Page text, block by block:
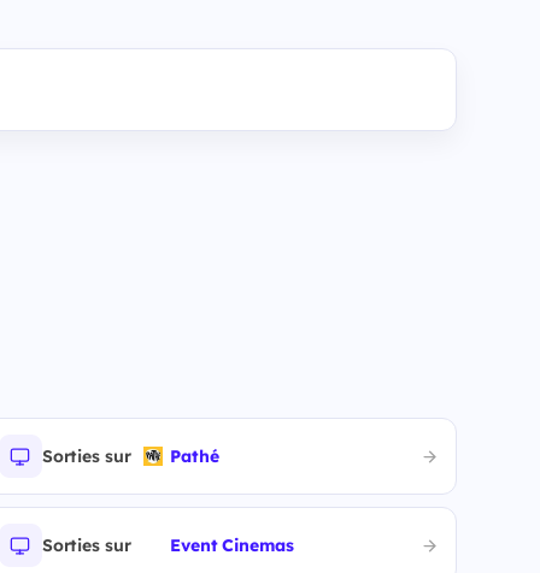
Sorties sur Pathé
Sorties sur Event Cinemas